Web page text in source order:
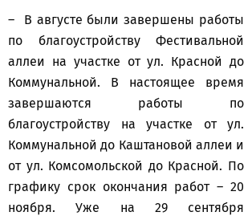
– В августе были завершены работы
по благоустройству Фестивальной
аллеи на участке от ул. Красной до
Коммунальной. В настоящее время
завершаются работы по
благоустройству на участке от ул.
Коммунальной до Каштановой аллеи и
от ул. Комсомольской до Красной. По
графику срок окончания работ – 20
ноября. Уже на 29 сентября